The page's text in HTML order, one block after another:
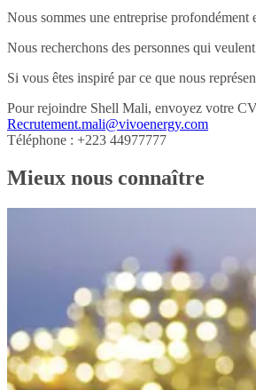
Nous sommes une entreprise
Nous recherchons des personnes qui
Si vous êtes inspiré par ce que nous
Pour rejoindre Shell Mali, envoyez votre
Recrutement.mali@vivoenergy.com
Téléphone : +223 44977777
Mieux nous connaître